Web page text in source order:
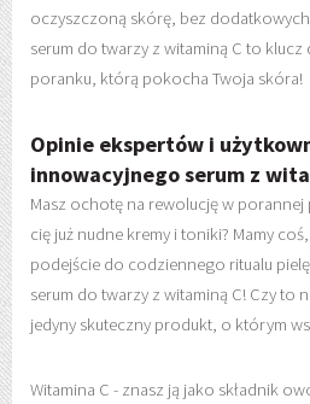
oczyszczoną skórę, bez
serum do twarzy z witaminą C to
poranku, którą pokocha Twoja skóra!
Opinie ekspertów i
innowacyjnego serum z
Masz ochotę na rewolucję w porannej
cię już nudne kremy i toniki? Mamy
podejście do codziennego ritualu
serum do twarzy z witaminą C! Czy to
jedyny skuteczny produkt, o którym
Witamina C - znasz ją jako składnik